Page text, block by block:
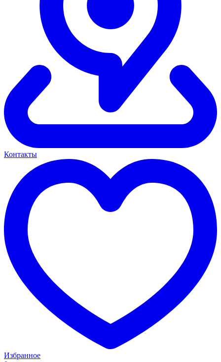
Контакты
Избранное